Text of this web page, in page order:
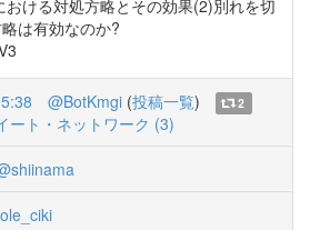
ける対処方略とその効果(2)別れを切
は有効なのか?
@BotKmgi (投稿一覧)
2
ート・ネットワーク (3)